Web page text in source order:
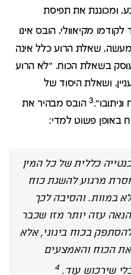
ומכוננת את תפיסת
לקודמו מקיאוולי, הובס אינו
שאלת הרוע כלל אינה
בשאלת הכוח. "לא הרוע
ושאלת היסוד של
3 הובס מבהיר את
באופן פשוט למדי:
כללית של כל המין
מרגוע להשגת כוח
במוות. והסיבה לכך
עזה יותר מזו שכבר
בכוח בינוני, אלא
הכוח והאמצעים
שירכוש עוד.4